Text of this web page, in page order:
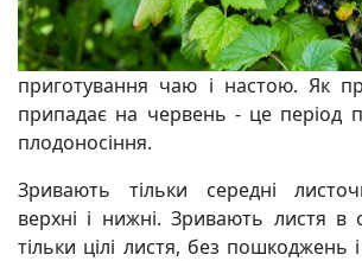
приготування чаю і настою. Як
припадає на червень - це період
плодоносіння.
Зривають тільки середні
верхні і нижні. Зривають листя в
тільки цілі листя, без пошкоджень